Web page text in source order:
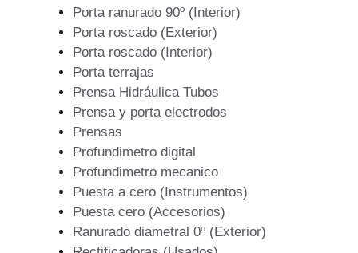
Porta ranurado 90º (Interior)
Porta roscado (Exterior)
Porta roscado (Interior)
Porta terrajas
Prensa Hidráulica Tubos
Prensa y porta electrodos
Prensas
Profundimetro digital
Profundimetro mecanico
Puesta a cero (Instrumentos)
Puesta cero (Accesorios)
Ranurado diametral 0º (Exterior)